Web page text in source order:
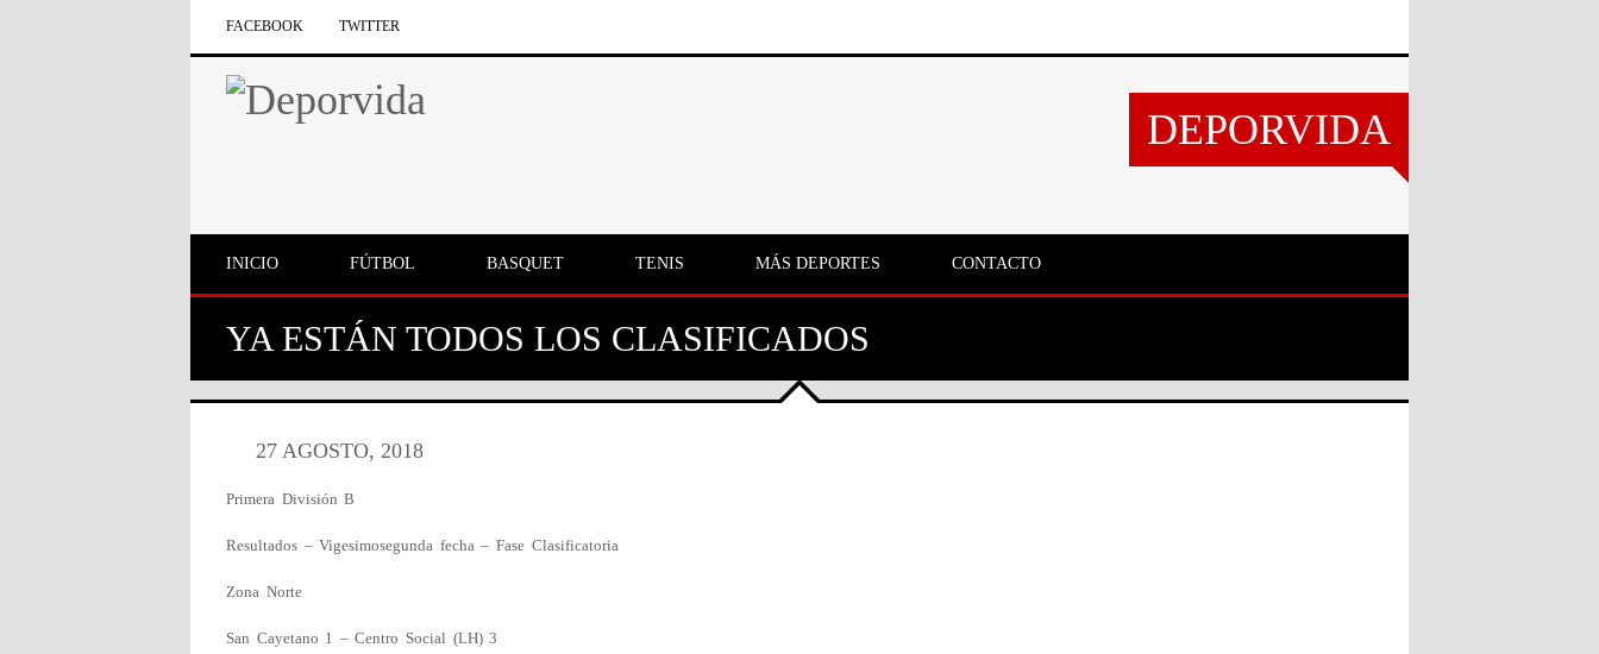
FACEBOOK TWITTER
DEPORVIDA
INICIO FÚTBOL BASQUET TENIS MÁS DEPORTES CONTACTO
YA ESTÁN TODOS LOS CLASIFICADOS
27 AGOSTO, 2018
Primera División B
Resultados – Vigesimosegunda fecha – Fase Clasificatoria
Zona Norte
San Cayetano 1 – Centro Social (LH) 3